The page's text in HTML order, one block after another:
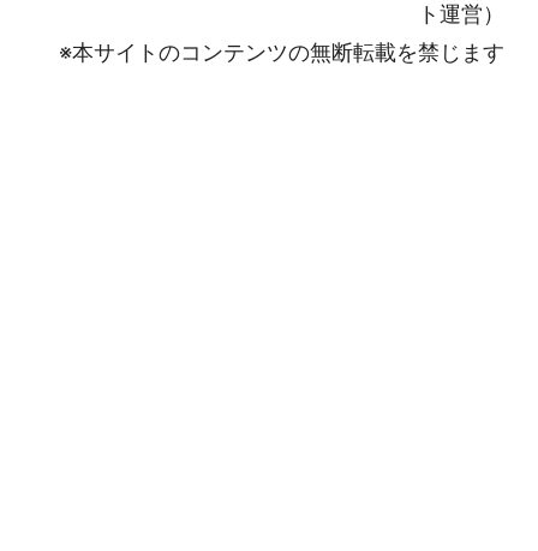
ト運営）
※本サイトのコンテンツの無断転載を禁じます